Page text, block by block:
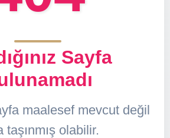
Sayfa
maalesef mevcut değil
taşınmış olabilir.